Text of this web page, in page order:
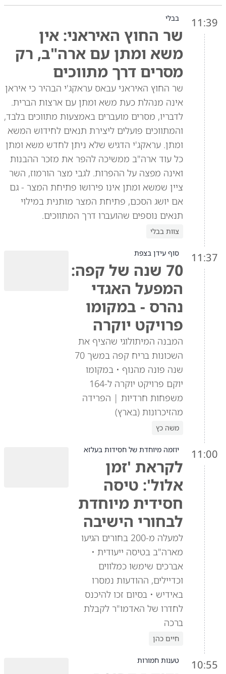
11:39 בבלי
שר החוץ האיראני: אין
משא ומתן עם ארה"ב, רק
מסרים דרך מתווכים
שר החוץ האיראני עבאס עראקג'י הבהיר כי איראן
אינה מנהלת כעת משא ומתן עם ארצות הברית.
לדבריו, מסרים מועברים באמצעות מתווכים בלבד,
והמתווכים פועלים ליצירת תנאים לחידוש המשא
ומתן. עראקג'י הדגיש שלא ניתן לחדש משא ומתן
כל עוד ארה"ב ממשיכה להפר את מזכר ההבנות
ואינה מפצה על ההפרות. לגבי מצר הורמוז, השר
ציין שמשא ומתן אינו פירושו פתיחת המצר - גם
אם יושג הסכם, פתיחת המצר מותנית במילוי
תנאים נוספים שהועברו דרך המתווכים.
צוות בבלי
11:37 סוף עידן בצפת
70 שנה של קפה:
המפעל האגדי
נהרס - במקומו
פרויקט יוקרה
המבנה המיתולוגי שהציף את
השכונות בריח קפה במשך 70
שנה פונה מהנוף • במקומו
יוקם פרויקט יוקרה ל-164
משפחות חרדיות | הפרידה
מהזיכרונות (בארץ)
משה כץ
11:00 יוזמה מיוחדת של חסידות בעלזא
לקראת 'זמן
אלול': טיסה
חסידית מיוחדת
לבחורי הישיבה
למעלה מ-200 בחורים הגיעו
מארה"ב בטיסה ייעודית •
אברכים שימשו כמלווים
וכדיילים, ההודעות נמסרו
באידיש • בסיום זכו להיכנס
לחדרו של האדמו"ר לקבלת
ברכה
חיים כהן
10:55 טענות חמורות